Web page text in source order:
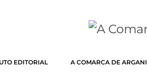
EDITORIAL A COMARCA DE